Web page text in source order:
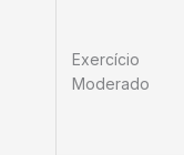
Exercício
Moderado